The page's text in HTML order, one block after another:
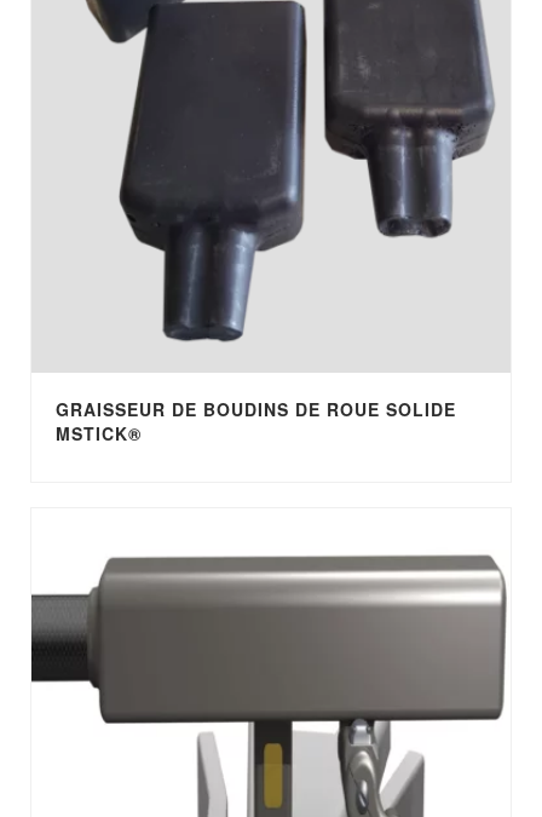
GRAISSEUR DE BOUDINS DE ROUE SOLIDE
ΜSTICK®